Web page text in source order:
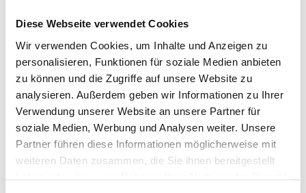
Diese Webseite verwendet Cookies
Wir verwenden Cookies, um Inhalte und Anzeigen zu
personalisieren, Funktionen für soziale Medien anbieten
zu können und die Zugriffe auf unsere Website zu
analysieren. Außerdem geben wir Informationen zu Ihrer
Verwendung unserer Website an unsere Partner für
soziale Medien, Werbung und Analysen weiter. Unsere
Partner führen diese Informationen möglicherweise mit
weiteren Daten zusammen, die Sie ihnen bereitgestellt
haben oder die sie im Rahmen Ihrer Nutzung der Dienste
Bestattung, einfach, sicher und digital.
Das HYLI-Wohnzimmer – digital, nahbar, persönlich
Zum Auftakt sprechen wir mit Peter Berg von Friedrich
Berg Bestattungen.
Er übernahm das Familienunternehmen bereits mit 22
Jahren und führt es seither mit viel Erfahrung und
Einfühlungsvermögen.